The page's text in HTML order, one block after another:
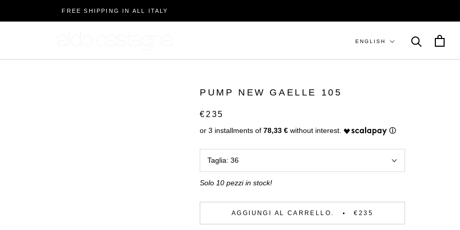
FREE SHIPPING IN ALL ITALY
Lingua
ENGLISH
PUMP NEW GAELLE 105
€235
78,33 €
Taglia: 36
Solo 10 pezzi in stock!
AGGIUNGI AL CARRELLO. €235